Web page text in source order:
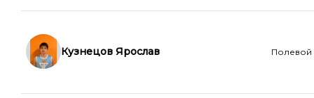
Кузнецов Ярослав Полевой